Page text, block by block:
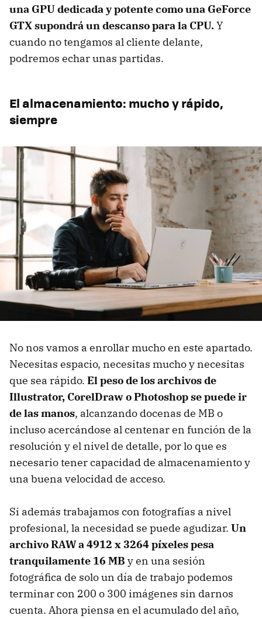
una GPU dedicada y potente como una GeForce
GTX supondrá un descanso para la CPU.Y
cuando no tengamos al cliente delante,
podremos echar unas partidas.
El almacenamiento: mucho y rápido,
siempre
No nos vamos a enrollar mucho en este apartado.
Necesitas espacio, necesitas mucho y necesitas
que sea rápido. El peso de los archivos de
Illustrator, CorelDraw o Photoshop se puede ir
de las manos, alcanzando docenas de MB o
incluso acercándose al centenar en función de la
resolución y el nivel de detalle, por lo que es
necesario tener capacidad de almacenamiento y
una buena velocidad de acceso.
Si además trabajamos con fotografías a nivel
profesional, la necesidad se puede agudizar. Un
archivo RAW a 4912 x 3264 píxeles pesa
tranquilamente 16 MB y en una sesión
fotográfica de solo un día de trabajo podemos
terminar con 200 o 300 imágenes sin darnos
cuenta. Ahora piensa en el acumulado del año,